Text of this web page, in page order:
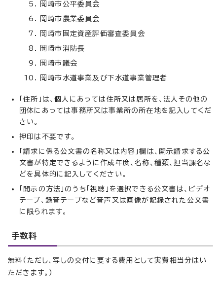
岡崎市公平委員会
岡崎市農業委員会
岡崎市固定資産評価審査委員会
岡崎市消防長
岡崎市議会
岡崎市水道事業及び下水道事業管理者
「住所」は、個人にあっては住所又は居所を、法人その他の
団体にあっては事務所又は事業所の所在地を記入してくだ
さい。
押印は不要です。
「請求に係る公文書の名称又は内容」欄は、開示請求する公
文書が特定できるように作成年度、名称、種類、担当課名な
どを具体的に記入してください。
「開示の方法」のうち「視聴」を選択できる公文書は、ビデオ
テープ、録音テープなど音声又は画像が記録された公文書
に限られます。
手数料
無料（ただし、写しの交付に要する費用として実費相当分はい
ただきます。）